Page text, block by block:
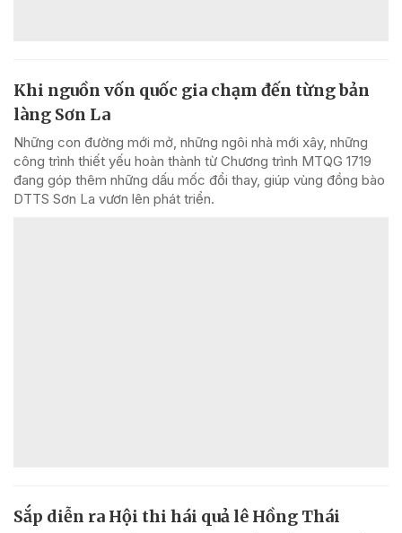
Khi nguồn vốn quốc gia chạm đến từng bản
làng Sơn La
Những con đường mới mở, những ngôi nhà mới xây, những
công trình thiết yếu hoàn thành từ Chương trình MTQG 1719
đang góp thêm những dấu mốc đổi thay, giúp vùng đồng bào
DTTS Sơn La vươn lên phát triển.
Sắp diễn ra Hội thi hái quả lê Hồng Thái